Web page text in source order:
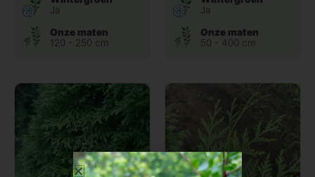
Ja
Onze maten
120 - 250 cm
Ja
Onze maten
50 - 400 cm